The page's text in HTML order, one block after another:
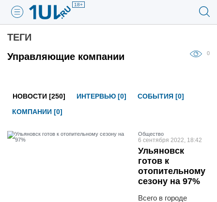
18+
ТЕГИ
Управляющие компании
0
НОВОСТИ [250] ИНТЕРВЬЮ [0]
СОБЫТИЯ [0]
КОМПАНИИ [0]
Общество
6 сентября 2022, 18:42
Ульяновск
готов к
отопительному
сезону на 97%
Всего в городе